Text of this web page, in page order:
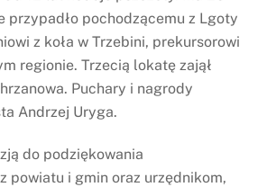
przypadło pochodzącemu z Lgoty
z koła w Trzebini, prekursorowi
regionie. Trzecią lokatę zajął
Puchary i nagrody
Andrzej Uryga.
do podziękowania
powiatu i gmin oraz urzędnikom,